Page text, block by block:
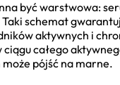
być warstwowa:
schemat
aktywnych i
całego
pójść na marne.